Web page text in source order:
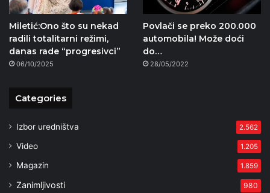
Miletić:Ono što su nekad
radili totalitarni režimi,
danas rade “progresivci”
06/10/2025
Povlači se preko 200.000
automobila! Može doći
do…
28/05/2022
Categories
Izbor uredništva 2.562
Video 1.205
Magazin 1.859
Zanimljivosti 980